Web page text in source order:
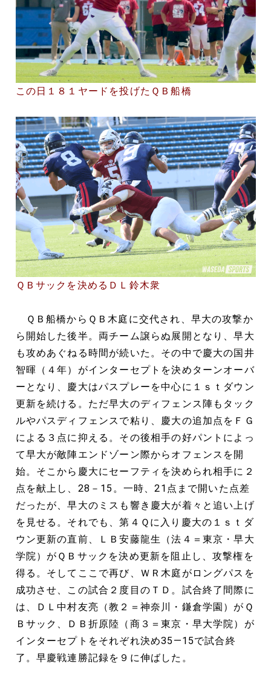
この日１８１ヤードを投げたＱＢ船橋
ＱＢサックを決めるＤＬ鈴木衆
ＱＢ船橋からＱＢ木庭に交代され、早大の攻撃か
ら開始した後半。両チーム譲らぬ展開となり、早大
も攻めあぐねる時間が続いた。その中で慶大の国井
智暉（４年）がインターセプトを決めターンオーバ
ーとなり、慶大はパスプレーを中心に１ｓｔダウン
更新を続ける。ただ早大のディフェンス陣もタック
ルやパスディフェンスで粘り、慶大の追加点をＦＧ
による３点に抑える。その後相手の好パントによっ
て早大が敵陣エンドゾーン際からオフェンスを開
始。そこから慶大にセーフティを決められ相手に２
点を献上し、28－15。一時、21点まで開いた点差
だったが、早大のミスも響き慶大が着々と追い上げ
を見せる。それでも、第４Ｑに入り慶大の１ｓｔダ
ウン更新の直前、ＬＢ安藤龍生（法４＝東京・早大
学院）がＱＢサックを決め更新を阻止し、攻撃権を
得る。そしてここで再び、ＷＲ木庭がロングパスを
成功させ、この試合２度目のＴＤ。試合終了間際に
は、ＤＬ中村友亮（教２＝神奈川・鎌倉学園）がＱ
Ｂサック、ＤＢ折原陸（商３＝東京・早大学院）が
インターセプトをそれぞれ決め35―15で試合終
了。早慶戦連勝記録を９に伸ばした。